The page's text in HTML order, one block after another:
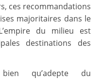
ces recommandations
majoritaires dans le
du milieu est
destinations des
qu’adepte du